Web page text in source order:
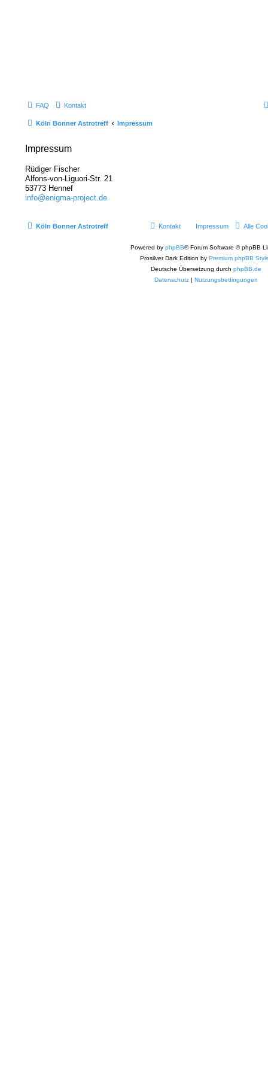
FAQ Kontakt
Köln Bonner Astrotreff Impressum
Impressum
Rüdiger Fischer
Alfons-von-Liguori-Str. 21
53773 Hennef
info@enigma-project.de
Köln Bonner Astrotreff Alle
Impressum
Kontakt
Powered by phpBB® Forum Software © phpBB
Prosilver Dark Edition by Premium phpBB
Deutsche Übersetzung durch phpBB.de
Datenschutz | Nutzungsbedingungen